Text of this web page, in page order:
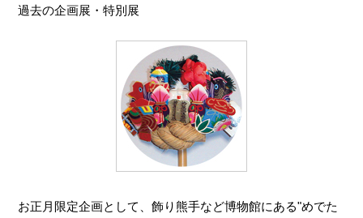
過去の企画展・特別展
お正月限定企画として、飾り熊手など博物館にある"めでた